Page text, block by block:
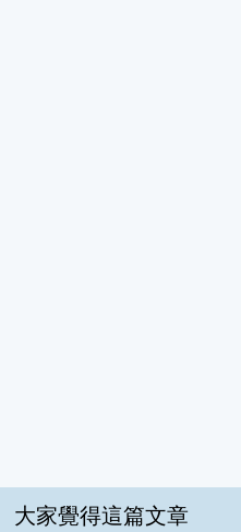
大家覺得這篇文章